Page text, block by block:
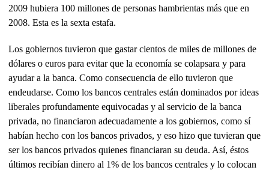
2009 hubiera 100 millones de personas hambrientas más que en
2008. Esta es la sexta estafa.
Los gobiernos tuvieron que gastar cientos de miles de millones de
dólares o euros para evitar que la economía se colapsara y para
ayudar a la banca. Como consecuencia de ello tuvieron que
endeudarse. Como los bancos centrales están dominados por ideas
liberales profundamente equivocadas y al servicio de la banca
privada, no financiaron adecuadamente a los gobiernos, como sí
habían hecho con los bancos privados, y eso hizo que tuvieran que
ser los bancos privados quienes financiaran su deuda. Así, éstos
últimos recibían dinero al 1% de los bancos centrales y lo colocan